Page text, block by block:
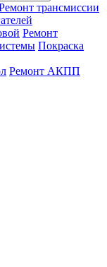
трансмиссии
Ремонт
Покраска
Ремонт АКПП